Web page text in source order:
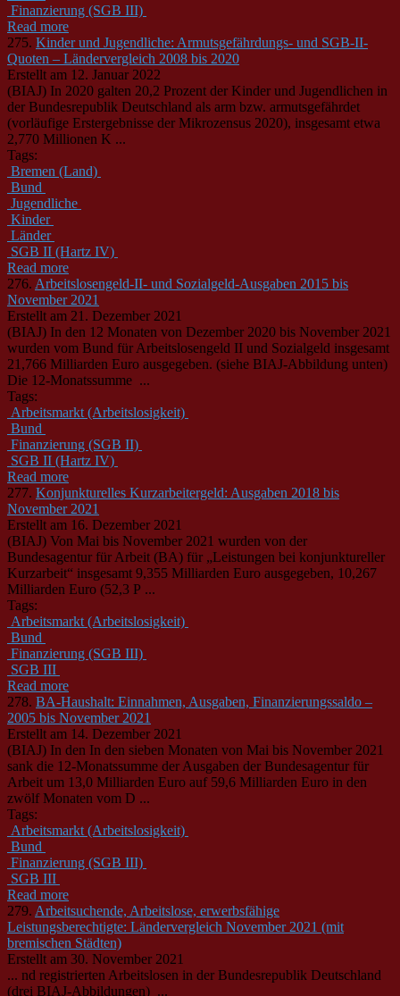
Finanzierung (SGB III)
Read more
275. Kinder und Jugendliche: Armutsgefährdungs- und SGB-II-
Quoten – Ländervergleich 2008 bis 2020
Erstellt am 12. Januar 2022
(BIAJ) In 2020 galten 20,2 Prozent der Kinder und Jugendlichen in
der Bundesrepublik Deutschland als arm bzw. armutsgefährdet
(vorläufige Erstergebnisse der Mikrozensus 2020), insgesamt etwa
2,770 Millionen K ...
Tags:
Bremen (Land)
Bund
Jugendliche
Kinder
Länder
SGB II (Hartz IV)
Read more
276. Arbeitslosengeld-II- und Sozialgeld-Ausgaben 2015 bis
November 2021
Erstellt am 21. Dezember 2021
(BIAJ) In den 12 Monaten von Dezember 2020 bis November 2021
wurden vom Bund für Arbeitslosengeld II und Sozialgeld insgesamt
21,766 Milliarden Euro ausgegeben. (siehe BIAJ-Abbildung unten)
Die 12-Monatssumme ...
Tags:
Arbeitsmarkt (Arbeitslosigkeit)
Bund
Finanzierung (SGB II)
SGB II (Hartz IV)
Read more
277. Konjunkturelles Kurzarbeitergeld: Ausgaben 2018 bis
November 2021
Erstellt am 16. Dezember 2021
(BIAJ) Von Mai bis November 2021 wurden von der
Bundesagentur für Arbeit (BA) für „Leistungen bei konjunktureller
Kurzarbeit“ insgesamt 9,355 Milliarden Euro ausgegeben, 10,267
Milliarden Euro (52,3 P ...
Tags:
Arbeitsmarkt (Arbeitslosigkeit)
Bund
Finanzierung (SGB III)
SGB III
Read more
278. BA-Haushalt: Einnahmen, Ausgaben, Finanzierungssaldo –
2005 bis November 2021
Erstellt am 14. Dezember 2021
(BIAJ) In den In den sieben Monaten von Mai bis November 2021
sank die 12-Monatssumme der Ausgaben der Bundesagentur für
Arbeit um 13,0 Milliarden Euro auf 59,6 Milliarden Euro in den
zwölf Monaten vom D ...
Tags:
Arbeitsmarkt (Arbeitslosigkeit)
Bund
Finanzierung (SGB III)
SGB III
Read more
279. Arbeitsuchende, Arbeitslose, erwerbsfähige
Leistungsberechtigte: Ländervergleich November 2021 (mit
bremischen Städten)
Erstellt am 30. November 2021
... nd registrierten Arbeitslosen in der Bundesrepublik Deutschland
(drei BIAJ-Abbildungen) ...